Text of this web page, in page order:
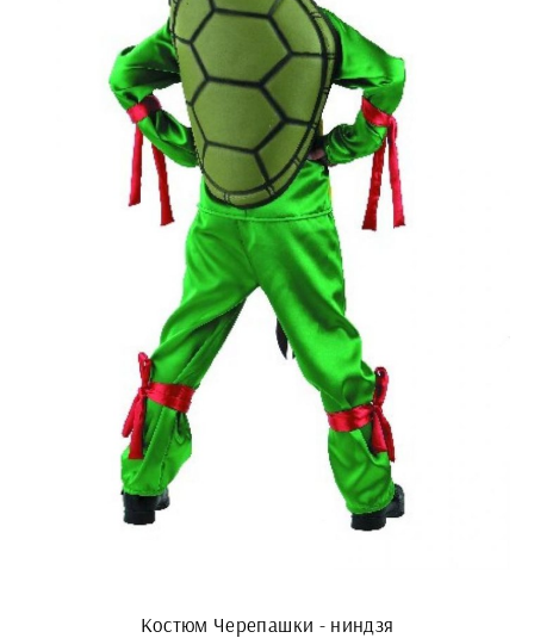
Костюм Черепашки - ниндзя